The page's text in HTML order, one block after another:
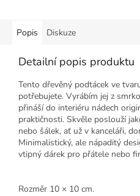
Popis Diskuze
Detailní popis produktu
Tento dřevěný podtácek ve
potřebujete. Vyrábím jej z
přináší do interiéru nádech
praktičnosti. Skvěle poslouží
nebo šálek, ať už v kanceláři,
Minimalistický, ale nápaditý
vtipný dárek pro přátele nebo
Rozměr 10 × 10 cm.